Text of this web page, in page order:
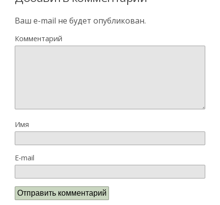
Ваш e-mail не будет опубликован.
Комментарий
Имя
E-mail